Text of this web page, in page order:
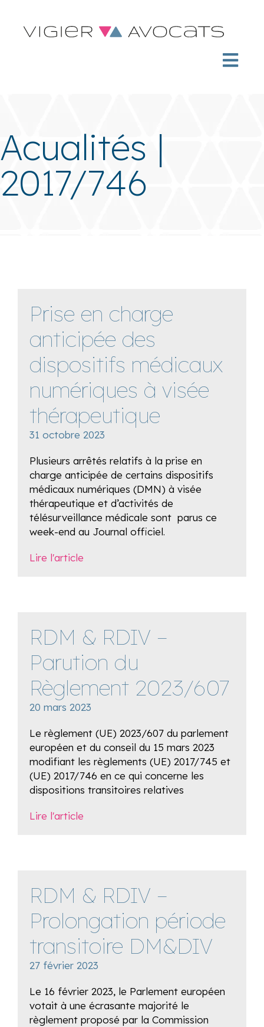
Acualités |
2017/746
Prise en charge
anticipée des
dispositifs médicaux
numériques à visée
thérapeutique
31 octobre 2023
Plusieurs arrêtés relatifs à la prise en
charge anticipée de certains dispositifs
médicaux numériques (DMN) à visée
thérapeutique et d’activités de
télésurveillance médicale sont parus ce
week-end au Journal officiel.
Lire l'article
RDM & RDIV –
Parution du
Règlement 2023/607
20 mars 2023
Le règlement (UE) 2023/607 du parlement
européen et du conseil du 15 mars 2023
modifiant les règlements (UE) 2017/745 et
(UE) 2017/746 en ce qui concerne les
dispositions transitoires relatives
Lire l'article
RDM & RDIV –
Prolongation période
transitoire DM&DIV
27 février 2023
Le 16 février 2023, le Parlement européen
votait à une écrasante majorité le
règlement proposé par la Commission